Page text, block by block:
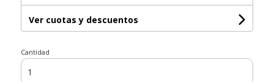
Ver cuotas y descuentos
Cantidad